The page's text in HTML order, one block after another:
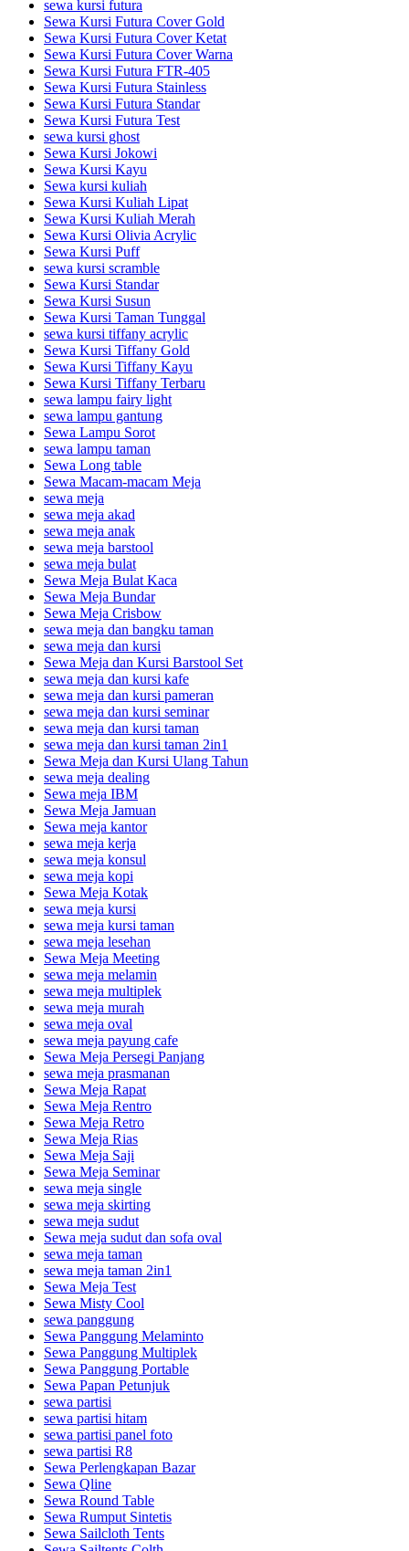
sewa kursi futura
Sewa Kursi Futura Cover Gold
Sewa Kursi Futura Cover Ketat
Sewa Kursi Futura Cover Warna
Sewa Kursi Futura FTR-405
Sewa Kursi Futura Stainless
Sewa Kursi Futura Standar
Sewa Kursi Futura Test
sewa kursi ghost
Sewa Kursi Jokowi
Sewa Kursi Kayu
Sewa kursi kuliah
Sewa Kursi Kuliah Lipat
Sewa Kursi Kuliah Merah
Sewa Kursi Olivia Acrylic
Sewa Kursi Puff
sewa kursi scramble
Sewa Kursi Standar
Sewa Kursi Susun
Sewa Kursi Taman Tunggal
sewa kursi tiffany acrylic
Sewa Kursi Tiffany Gold
Sewa Kursi Tiffany Kayu
Sewa Kursi Tiffany Terbaru
sewa lampu fairy light
sewa lampu gantung
Sewa Lampu Sorot
sewa lampu taman
Sewa Long table
Sewa Macam-macam Meja
sewa meja
sewa meja akad
sewa meja anak
sewa meja barstool
sewa meja bulat
Sewa Meja Bulat Kaca
Sewa Meja Bundar
Sewa Meja Crisbow
sewa meja dan bangku taman
sewa meja dan kursi
Sewa Meja dan Kursi Barstool Set
sewa meja dan kursi kafe
sewa meja dan kursi pameran
sewa meja dan kursi seminar
sewa meja dan kursi taman
sewa meja dan kursi taman 2in1
Sewa Meja dan Kursi Ulang Tahun
sewa meja dealing
Sewa meja IBM
Sewa Meja Jamuan
Sewa meja kantor
sewa meja kerja
sewa meja konsul
sewa meja kopi
Sewa Meja Kotak
sewa meja kursi
sewa meja kursi taman
sewa meja lesehan
Sewa Meja Meeting
sewa meja melamin
sewa meja multiplek
sewa meja murah
sewa meja oval
sewa meja payung cafe
Sewa Meja Persegi Panjang
sewa meja prasmanan
Sewa Meja Rapat
Sewa Meja Rentro
Sewa Meja Retro
Sewa Meja Rias
Sewa Meja Saji
Sewa Meja Seminar
sewa meja single
sewa meja skirting
sewa meja sudut
Sewa meja sudut dan sofa oval
sewa meja taman
sewa meja taman 2in1
Sewa Meja Test
Sewa Misty Cool
sewa panggung
Sewa Panggung Melaminto
Sewa Panggung Multiplek
Sewa Panggung Portable
Sewa Papan Petunjuk
sewa partisi
sewa partisi hitam
sewa partisi panel foto
sewa partisi R8
Sewa Perlengkapan Bazar
Sewa Qline
Sewa Round Table
Sewa Rumput Sintetis
Sewa Sailcloth Tents